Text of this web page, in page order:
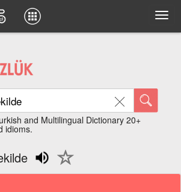
and Multilingual Dictionary 20+
idioms.